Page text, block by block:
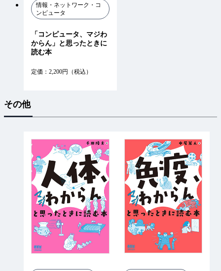
「コンピュータ、マジわ
からん」と思ったときに
読む本
情報・ネットワーク・コ
ンピュータ
定価：2,200円（税込）
その他